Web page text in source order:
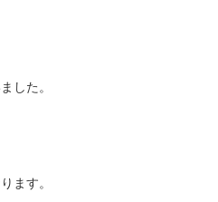
した。
ます。